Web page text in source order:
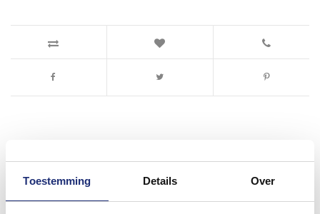
Toestemming Details Over
#mijndroombadkamer
Wij geloven in de kracht van delen. Deel jouw